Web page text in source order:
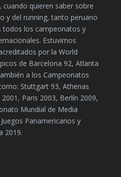
quieren saber sobre
y del running, tanto peruano
todos los campeonatos y
Estuvimos
por la World
de Barcelona 92, Atlanta
a los Campeonatos
Stuttgart 93, Athenas
Paris 2003, Berlín 2009,
Mundial de Media
Panamericanos y
2019.